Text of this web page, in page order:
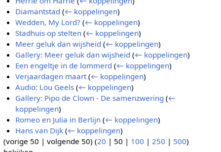
Diamantstad (← koppelingen)
Wedden, My Lord? (← koppelingen)
Stadhuis op stelten (← koppelingen)
Meer geluk dan wijsheid (← koppelingen)
Gallery: Meer geluk dan wijsheid (← koppelingen)
Een engeltje in de lommerd (← koppelingen)
Verjaardagen maart (← koppelingen)
Audio: Lou Geels (← koppelingen)
Gallery: Pipo de Clown - De samenzwering (←
koppelingen)
Romeo en Julia in Berlijn (← koppelingen)
Hans van Dijk (← koppelingen)
(vorige 50 | volgende 50) (20 | 50 | 100 | 250 | 500)